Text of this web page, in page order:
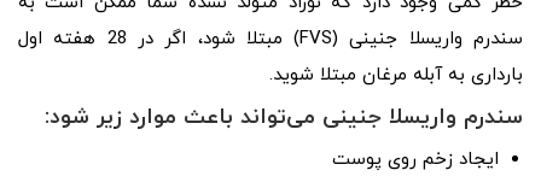
سندرم واریسلا جنینی (FVS) مبتلا شود، اگر در 28 هفته اول
بارداری به آبله مرغان مبتلا شوید.
سندرم واریسلا جنینی می‌تواند باعث موارد زیر شود:
ایجاد زخم روی پوست